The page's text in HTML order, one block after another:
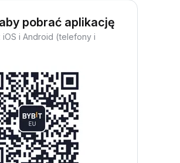
pobrać aplikację
iOS i Android (telefony i